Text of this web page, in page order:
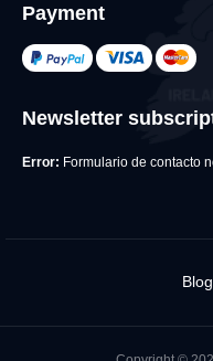
Payment
Newsletter
Error: Formulario de contacto
Blog